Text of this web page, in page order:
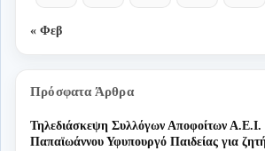
« Φεβ
Πρόσφατα Άρθρα
Τηλεδιάσκεψη Συλλόγων Αποφοίτων
Παπαϊωάννου Υφυπουργό Παιδείας για